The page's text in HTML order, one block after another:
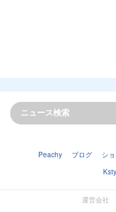
Peachy ブログ シ
運営会社